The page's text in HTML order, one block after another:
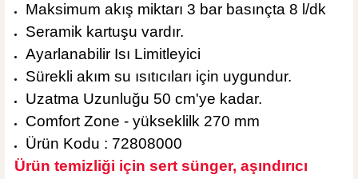
Maksimum akış miktarı 3 bar basınçta 8 l/dk
Seramik kartuşu vardır.
Ayarlanabilir Isı Limitleyici
Sürekli akım su ısıtıcıları için uygundur.
Uzatma Uzunluğu 50 cm'ye kadar.
Comfort Zone - yükseklilk 270 mm
Ürün Kodu : 72808000
Ürün temizliği için sert sünger, aşındırıcı